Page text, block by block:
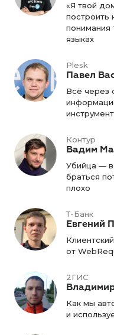
«Я твой
построить
понимания
языках
Plesk
Павел
Всё через
Контур
Вадим
Убийца —
браться
плохо
Т-Банк
Евгений
от
2ГИС
Как мы
и